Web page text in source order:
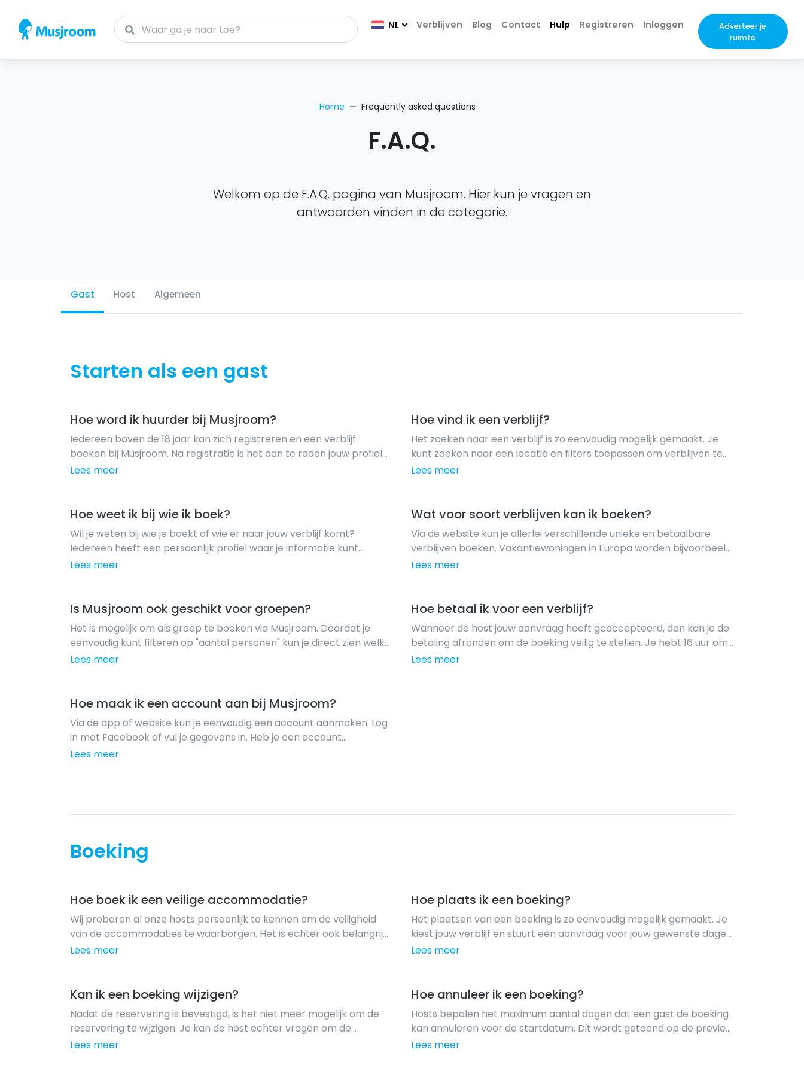
NL Verblijven Blog Contact Hulp Registreren Inloggen
Adverteer je
ruimte
Home Frequently asked questions
F.A.Q.
Welkom op de F.A.Q. pagina van Musjroom. Hier kun je vragen en
antwoorden vinden in de categorie.
Gast Host Algemeen
Starten als een gast
Hoe word ik huurder bij Musjroom?
Iedereen boven de 18 jaar kan zich registreren en een verblijf
boeken bij Musjroom. Na registratie is het aan te raden jouw profiel
compleet te maken om de kans op acceptatie te verhogen. Aan de
Lees meer
Hoe vind ik een verblijf?
Het zoeken naar een verblijf is zo eenvoudig mogelijk gemaakt. Je
kunt zoeken naar een locatie en filters toepassen om verblijven te
vinden die aan jouw wensen voldoen. Er zijn ook landingspagina's met
Lees meer
Hoe weet ik bij wie ik boek?
Wil je weten bij wie je boekt of wie er naar jouw verblijf komt?
Iedereen heeft een persoonlijk profiel waar je informatie kunt
vinden. Zo kun je zien hoe lang iemand al gebruik maakt van
Lees meer
Wat voor soort verblijven kan ik boeken?
Via de website kun je allerlei verschillende unieke en betaalbare
verblijven boeken. Vakantiewoningen in Europa worden bijvoorbeeld
het meest geboekt door jonge gezinnen. Daarnaast zijn korte
Lees meer
Is Musjroom ook geschikt voor groepen?
Het is mogelijk om als groep te boeken via Musjroom. Doordat je
eenvoudig kunt filteren op "aantal personen" kun je direct zien welke
accommodaties geschikt zijn. Ook is er een pagina met een aantal
Lees meer
Hoe betaal ik voor een verblijf?
Wanneer de host jouw aanvraag heeft geaccepteerd, dan kan je de
betaling afronden om de boeking veilig te stellen. Je hebt 16 uur om
de betaling af te ronden voordat de boeking automatisch vervalt.
Lees meer
Hoe maak ik een account aan bij Musjroom?
Via de app of website kun je eenvoudig een account aanmaken. Log
in met Facebook of vul je gegevens in. Heb je een account
aangemaakt? Dan kan je meteen op zoek naar verblijven om deze
Lees meer
Boeking
Hoe boek ik een veilige accommodatie?
Wij proberen al onze hosts persoonlijk te kennen om de veiligheid
van de accommodaties te waarborgen. Het is echter ook belangrijk
om als gast het profiel van de host te bekijken. Dit geeft vaak een
Lees meer
Hoe plaats ik een boeking?
Het plaatsen van een boeking is zo eenvoudig mogelijk gemaakt. Je
kiest jouw verblijf en stuurt een aanvraag voor jouw gewenste dagen.
De host heeft dan 16 uur de tijd om jouw aanvraag te accepteren.
Lees meer
Kan ik een boeking wijzigen?
Nadat de reservering is bevestigd, is het niet meer mogelijk om de
reservering te wijzigen. Je kan de host echter vragen om de
reservering op een informele manier te wijzigen.
Lees meer
Hoe annuleer ik een boeking?
Hosts bepalen het maximum aantal dagen dat een gast de boeking
kan annuleren voor de startdatum. Dit wordt getoond op de preview
pagina van de boeking. Voor een volledige terugbetaling van het
Lees meer